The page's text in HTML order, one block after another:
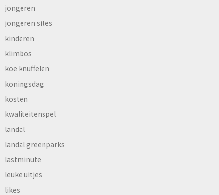
jongeren
jongeren sites
kinderen
klimbos
koe knuffelen
koningsdag
kosten
kwaliteitenspel
landal
landal greenparks
lastminute
leuke uitjes
likes